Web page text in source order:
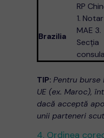
RP
Brazilia
1.
MAE 3.
Secția
TIP: Pentru burse
UE (ex. Maroc),
dacă acceptă
unii parteneri
4. Ordinea